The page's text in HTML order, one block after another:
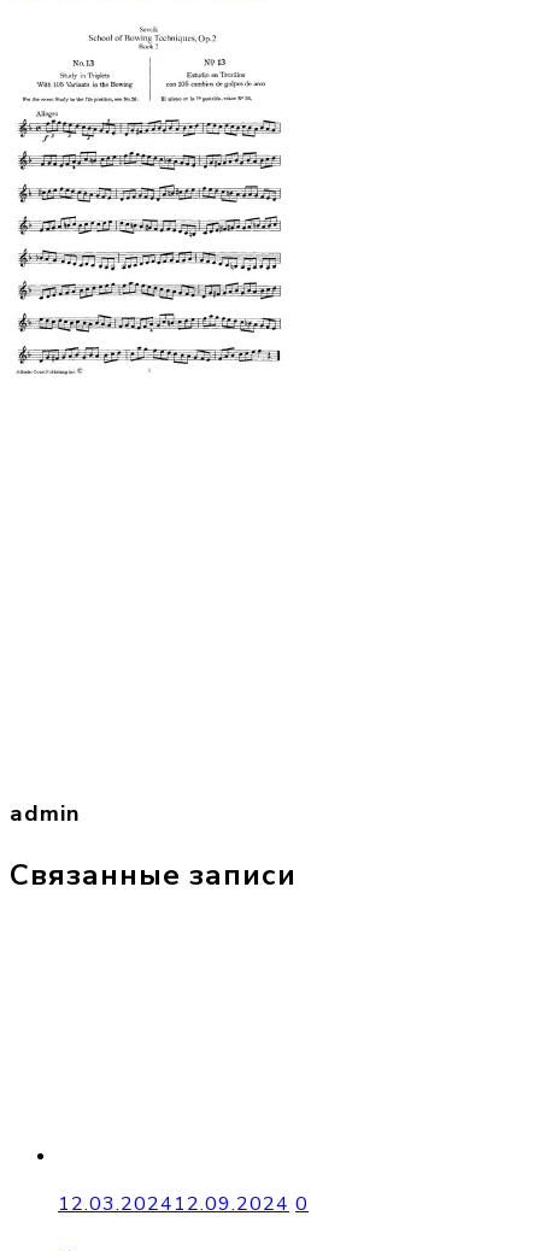
admin
Связанные записи
12.03.202412.09.2024 0